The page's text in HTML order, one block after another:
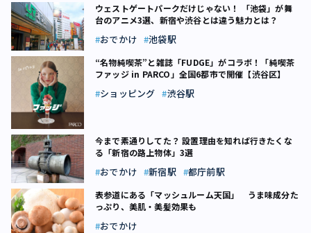
ウェストゲートパークだけじゃない！ 「池袋」が舞
台のアニメ3選、新宿や渋谷とは違う魅力とは？
おでかけ 池袋駅
“名物純喫茶”と雑誌「FUDGE」がコラボ！「純喫茶
ファッジ in PARCO」全国6都市で開催【渋谷区】
ショッピング 渋谷駅
今まで素通りしてた？ 設置理由を知れば行きたくな
る「新宿の路上物体」3選
おでかけ 新宿駅 都庁前駅
表参道にある「マッシュルーム天国」 うま味成分た
っぷり、美肌・美髪効果も
おでかけ